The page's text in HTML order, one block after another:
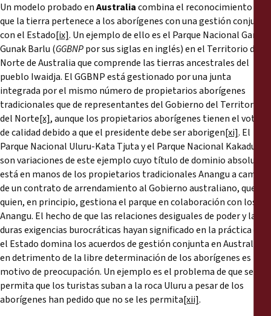
Un modelo probado enAustraliacombina el reconocimiento de
que la tierra pertenece a los aborígenes con una gestión conjunta
con el Estado[ix]. Un ejemplo de ello es el Parque Nacional Garig
Gunak Barlu (GGBNPpor sus siglas en inglés) en el Territorio del
Norte de Australia que comprende las tierras ancestrales del
pueblo Iwaidja. El GGBNP está gestionado por una junta
integrada por el mismo número de propietarios aborígenes
tradicionales que de representantes del Gobierno del Territorio
del Norte[x], aunque los propietarios aborígenes tienen el voto
de calidad debido a que el presidente debe ser aborigen[xi]. El
Parque Nacional Uluru-Kata Tjuta y el Parque Nacional Kakadu
son variaciones de este ejemplo cuyo título de dominio absoluto
está en manos de los propietarios tradicionales Anangu a cambio
de un contrato de arrendamiento al Gobierno australiano, que es
quien, en principio, gestiona el parque en colaboración con los
Anangu. El hecho de que las relaciones desiguales de poder y las
duras exigencias burocráticas hayan significado en la práctica que
el Estado domina los acuerdos de gestión conjunta en Australia
en detrimento de la libre determinación de los aborígenes es
motivo de preocupación. Un ejemplo es el problema de que se
permita que los turistas suban a la roca Uluru a pesar de los
aborígenes han pedido que no se les permita[xii].